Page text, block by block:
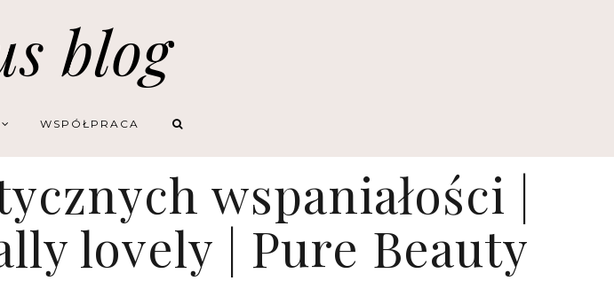
blog
WSPÓŁPRACA
wspaniałości |
lovely | Pure Beauty